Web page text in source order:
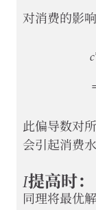
对消费的影响
𝑐
此偏导数对
会引起消费
𝐼提高时：
同理将最优